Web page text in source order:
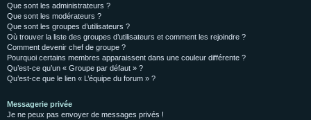
Que sont les administrateurs ?
Que sont les modérateurs ?
Que sont les groupes d’utilisateurs ?
Où trouver la liste des groupes d’utilisateurs et comment les rejoindre ?
Comment devenir chef de groupe ?
Pourquoi certains membres apparaissent dans une couleur différente ?
Qu’est-ce qu’un « Groupe par défaut » ?
Qu’est-ce que le lien « L’équipe du forum » ?
Messagerie privée
Je ne peux pas envoyer de messages privés !